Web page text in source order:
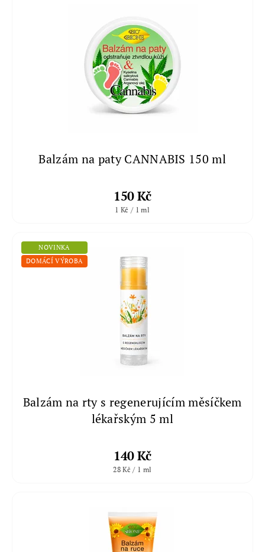
Balzám na paty CANNABIS 150 ml
150 Kč
1 Kč / 1 ml
NOVINKA
DOMÁCÍ VÝROBA
Balzám na rty s regenerujícím měsíčkem
lékařským 5 ml
140 Kč
28 Kč / 1 ml